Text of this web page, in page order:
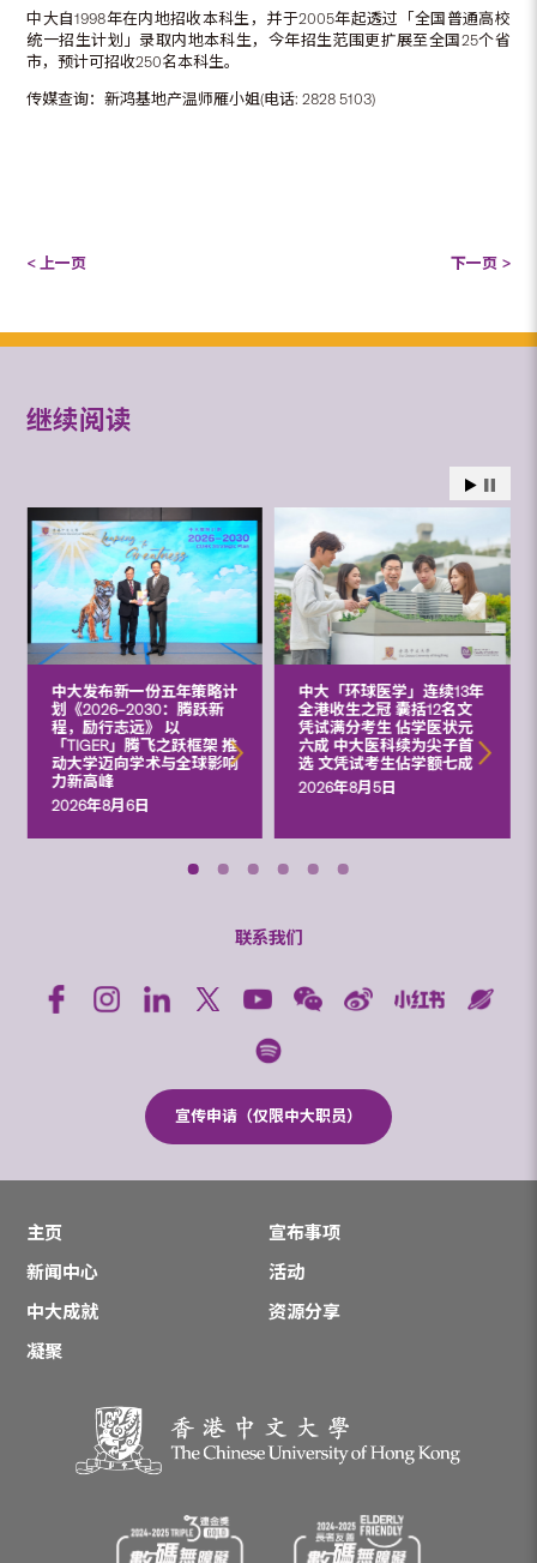
中大自1998年在内地招收本科生，并于2005年起透过「全国普通高校
统一招生计划」录取内地本科生，今年招生范围更扩展至全国25个省
市，预计可招收250名本科生。
传媒查询：新鸿基地产温师雁小姐(电话: 2828 5103)
< 上一页 下一页 >
继续阅读
中大发布新一份五年策略计
划《2026‒2030：腾跃新
程，励行志远》 以
「TIGER」腾飞之跃框架 推
动大学迈向学术与全球影响
力新高峰
2026年8月6日
中大「环球医学」连续13年
全港收生之冠 囊括12名文
凭试满分考生 佔学医状元
六成 中大医科续为尖子首
选 文凭试考生佔学额七成
2026年8月5日
联系我们
宣传申请（仅限中大职员）
主页
宣布事项
新闻中心
活动
中大成就
资源分享
凝聚